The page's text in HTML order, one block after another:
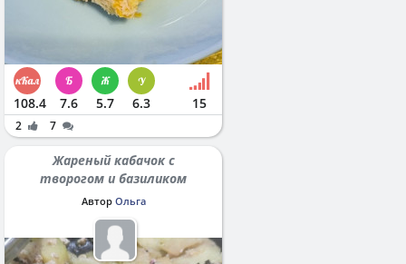
108.4 7.6 5.7 6.3 15
2 7
Жареный кабачок с
творогом и базиликом
Автор Ольга